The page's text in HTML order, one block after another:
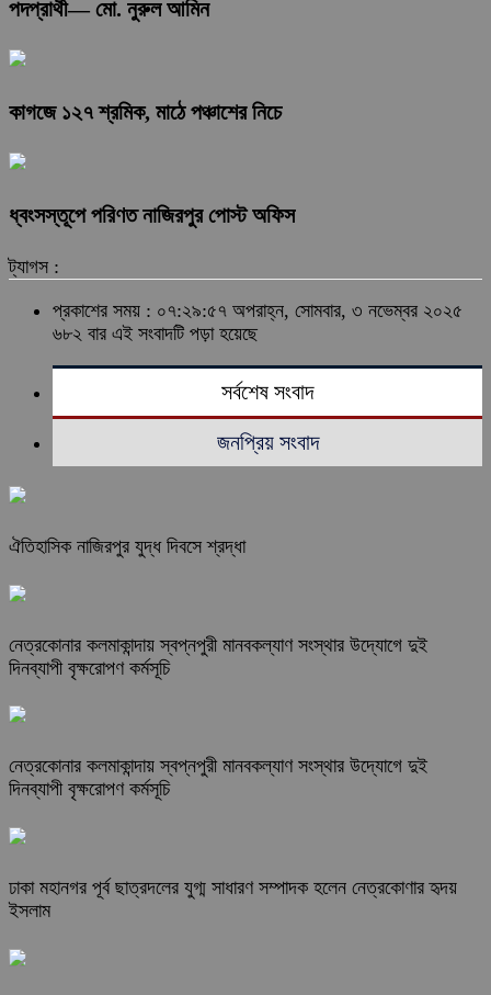
পদপ্রার্থী— মো. নুরুল আমিন
কাগজে ১২৭ শ্রমিক, মাঠে পঞ্চাশের নিচে
ধ্বংসস্তূপে পরিণত নাজিরপুর পোস্ট অফিস
ট্যাগস :
প্রকাশের সময় : ০৭:২৯:৫৭ অপরাহ্ন, সোমবার, ৩ নভেম্বর ২০২৫
৬৮২ বার এই সংবাদটি পড়া হয়েছে
সর্বশেষ সংবাদ
জনপ্রিয় সংবাদ
ঐতিহাসিক নাজিরপুর যুদ্ধ দিবসে শ্রদ্ধা
নেত্রকোনার কলমাকান্দায় স্বপ্নপুরী মানবকল্যাণ সংস্থার উদ্যোগে দুই
দিনব্যাপী বৃক্ষরোপণ কর্মসূচি
নেত্রকোনার কলমাকান্দায় স্বপ্নপুরী মানবকল্যাণ সংস্থার উদ্যোগে দুই
দিনব্যাপী বৃক্ষরোপণ কর্মসূচি
ঢাকা মহানগর পূর্ব ছাত্রদলের যুগ্ম সাধারণ সম্পাদক হলেন নেত্রকোণার হৃদয়
ইসলাম